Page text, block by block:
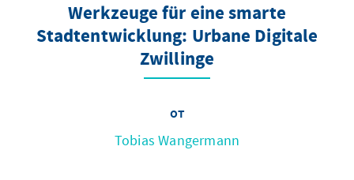
Werkzeuge für eine smarte
Stadtentwicklung: Urbane Digitale
Zwillinge
от
Tobias Wangermann